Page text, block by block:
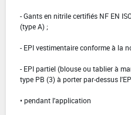
- Gants en nitrile certifiés NF EN
(type A) ;
- EPI vestimentaire conforme à la
- EPI partiel (blouse ou tablier à
type PB (3) à porter par-dessus
• pendant l'application